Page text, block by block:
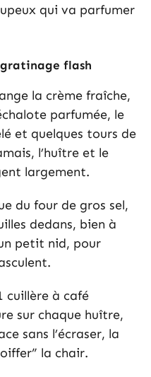
qui va parfumer
gratinage flash
la crème fraîche,
parfumée, le
et quelques tours de
l’huître et le
largement.
du four de gros sel,
dedans, bien à
petit nid, pour
cuillère à café
sur chaque huître,
sans l’écraser, la
la chair.